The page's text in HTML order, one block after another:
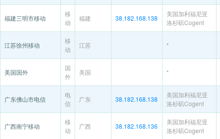
福建三明市移动
移
动
福建 38.182.168.138
美国加利福尼亚
洛杉矶Cogent
江苏徐州移动
移
动
江苏 *
美国国外
国
外
美国 *
广东佛山市电信
电
信
广东 38.182.168.138
美国加利福尼亚
洛杉矶Cogent
广西南宁移动
移
动
广西 38.182.168.136
美国加利福尼亚
洛杉矶Cogent